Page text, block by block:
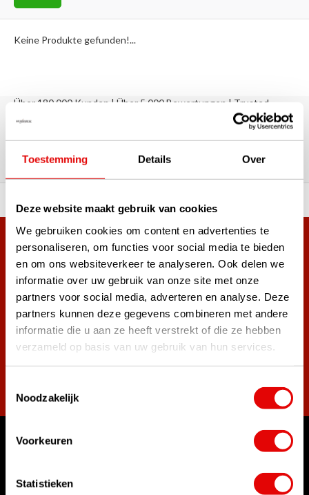
Toestemming Details Over
Deze website maakt gebruik van cookies
We gebruiken cookies om content en advertenties te
personaliseren, om functies voor social media te bieden
en om ons websiteverkeer te analyseren. Ook delen we
informatie over uw gebruik van onze site met onze
partners voor social media, adverteren en analyse. Deze
partners kunnen deze gegevens combineren met andere
informatie die u aan ze heeft verstrekt of die ze hebben
verzameld op basis van uw gebruik van hun services.
Noodzakelijk
Voorkeuren
Statistieken
Keine Produkte gefunden!...
Über 180.000 Kunden | Über 5.000 Bewertungen | Trusted
Bewertungen: Das sagen unsere
Kunden
Mehr als 38.000 Kunden haben sich bereits
angemeldet.
Melde dich für den Newsletter an und verpasse nie wieder
die besten Golfangebote!
Rufen Sie uns an